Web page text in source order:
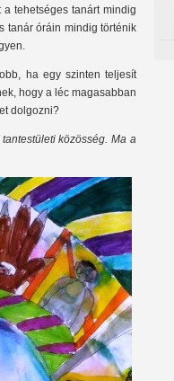
tehetséges tanárt mindig
tanár óráin mindig történik
ha egy szinten teljesít
hogy a léc magasabban
dolgozni?
közösség. Ma a